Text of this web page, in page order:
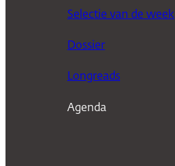
Selectie van de week
Dossier
Longreads
Agenda